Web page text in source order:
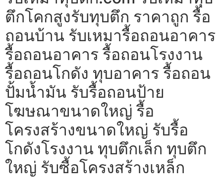
ตึกโคกสูงรับทุบตึก ราคาถูก รื้อ
ถอนบ้าน รับเหมารื้อถอนอาคาร
รื้อถอนอาคาร รื้อถอนโรงงาน
รื้อถอนโกดัง ทุบอาคาร รื้อถอน
ปั้มน้ำมัน รับรื้อถอนป้าย
โฆษณาขนาดใหญ่ รื้อ
โครงสร้างขนาดใหญ่ รับรื้อ
โกดังโรงงาน ทุบตึกเล็ก ทุบตึก
ใหญ่ รับซื้อโครงสร้างเหล็ก